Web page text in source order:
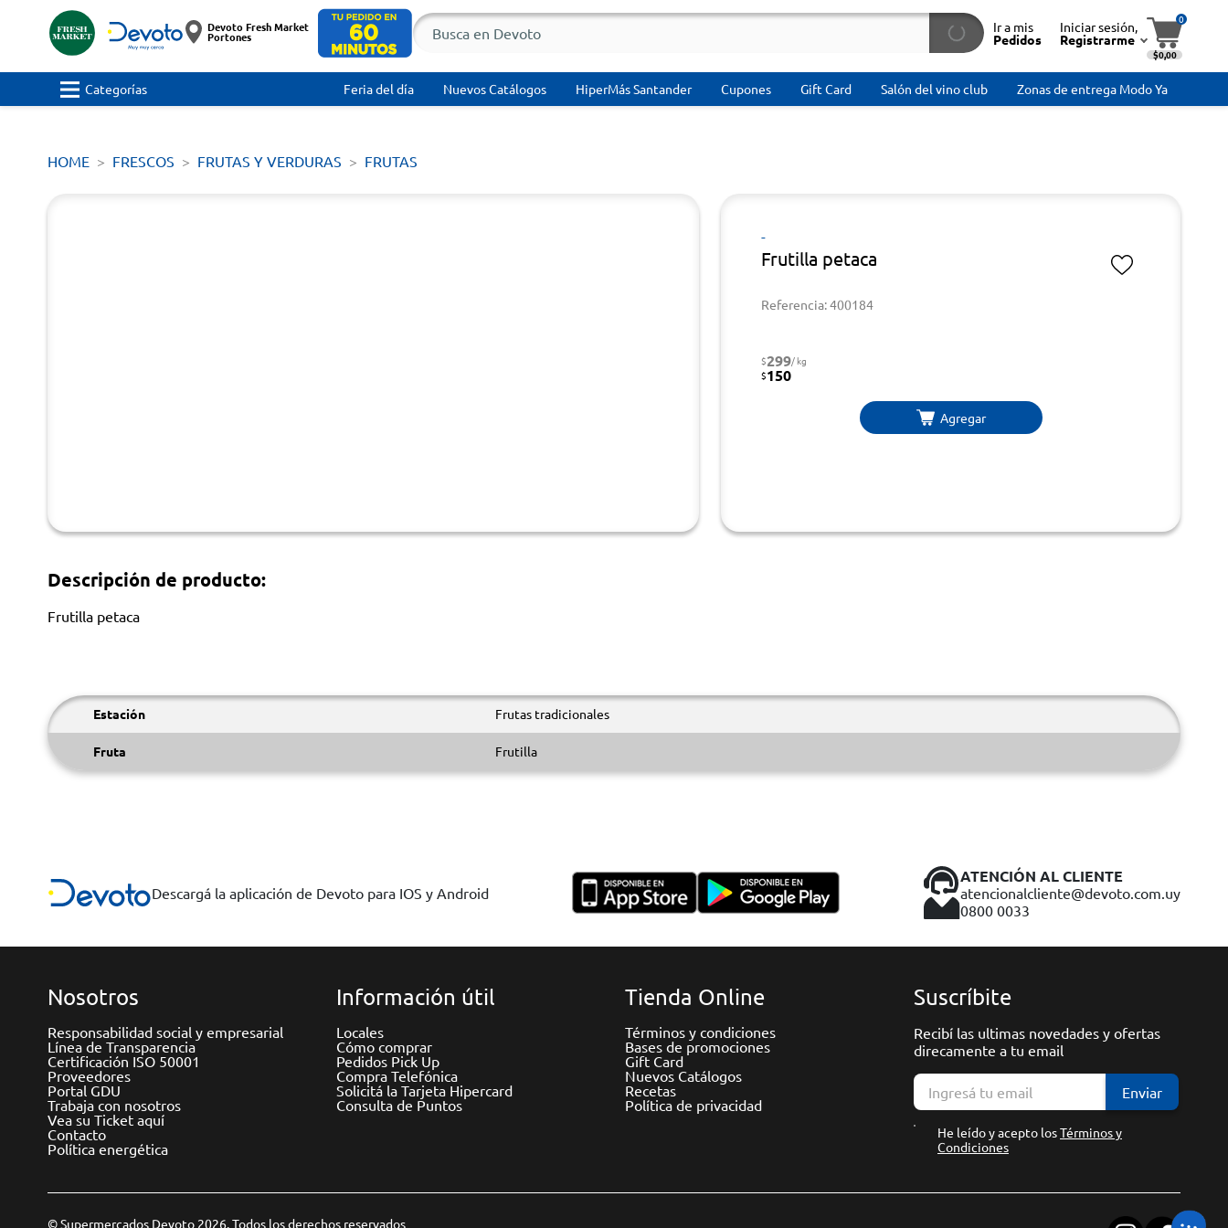
Devoto Fresh Market
Portones
Ir a mis
Pedidos
Iniciar sesión,
Registrarme
0
$0,00
Categorías Feria del día Nuevos Catálogos HiperMás Santander Cupones Gift Card Salón del vino club Zonas de entrega Modo Ya
HOME FRESCOS FRUTAS Y VERDURAS FRUTAS
-
Frutilla petaca
Referencia: 400184
$299/ kg
$150
Agregar
Descripción de producto:
Frutilla petaca
Estación Frutas tradicionales
Fruta Frutilla
Descargá la aplicación de Devoto para IOS y Android
ATENCIÓN AL CLIENTE
atencionalcliente@devoto.com.uy
0800 0033
Nosotros
Responsabilidad social y empresarial
Línea de Transparencia
Certificación ISO 50001
Proveedores
Portal GDU
Trabaja con nosotros
Vea su Ticket aquí
Contacto
Política energética
Información útil
Locales
Cómo comprar
Pedidos Pick Up
Compra Telefónica
Solicitá la Tarjeta Hipercard
Consulta de Puntos
Tienda Online
Términos y condiciones
Bases de promociones
Gift Card
Nuevos Catálogos
Recetas
Política de privacidad
Suscríbite
Recibí las ultimas novedades y ofertas
direcamente a tu email
Enviar
He leído y acepto losTérminos y
Condiciones
© Supermercados Devoto 2026. Todos los derechos reservados